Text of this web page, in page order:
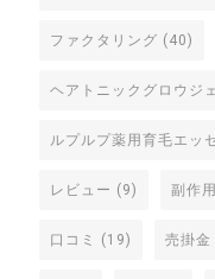
ファクタリング (40)
ヘアトニックグロウジ
ルプルプ薬用育毛エッ
レビュー (9) 副作用
口コミ (19) 売掛金